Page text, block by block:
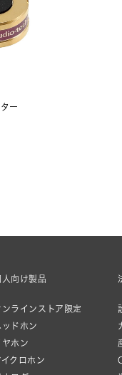
ー
人向け製品
ンラインストア限定
ッドホン
ヤホン
イクロホン